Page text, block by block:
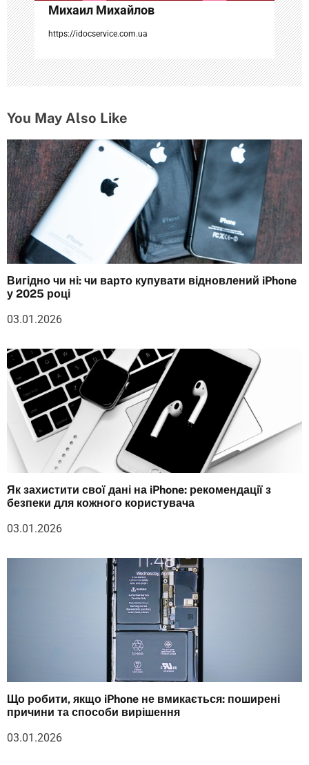
я
м
Михаил Михайлов
https://idocservice.com.ua
You May Also Like
Вигідно чи ні: чи варто купувати відновлений iPhone
у 2025 році
03.01.2026
Як захистити свої дані на iPhone: рекомендації з
безпеки для кожного користувача
03.01.2026
Що робити, якщо iPhone не вмикається: поширені
причини та способи вирішення
03.01.2026